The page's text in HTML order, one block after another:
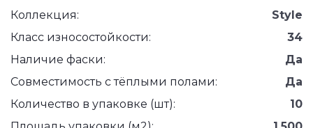
Коллекция:
Style
Класс износостойкости:
34
Наличие фаски:
Да
Совместимость с тёплыми полами:
Да
Количество в упаковке (шт):
10